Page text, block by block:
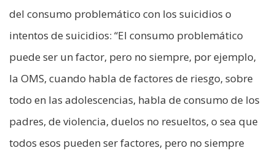
del consumo problemático con los suicidios o
intentos de suicidios: “El consumo problemático
puede ser un factor, pero no siempre, por ejemplo,
la OMS, cuando habla de factores de riesgo, sobre
todo en las adolescencias, habla de consumo de los
padres, de violencia, duelos no resueltos, o sea que
todos esos pueden ser factores, pero no siempre